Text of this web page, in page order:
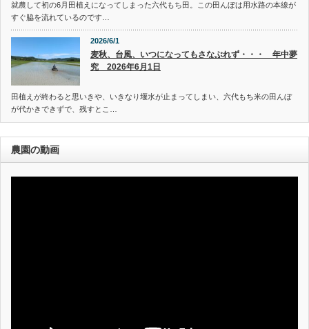
就農して初の6月田植えになってしまった六代もち田。この田んぼは用水路の本線が
すぐ脇を流れているのです…
2026/6/1
麦秋、台風、いつになってもさなぶれず・・・ 年中夢
究 2026年6月1日
田植えが終わると思いきや、いきなり堰水が止まってしまい、六代もち米の田んぼ
が代かきできずで、残すとこ…
農園の動画